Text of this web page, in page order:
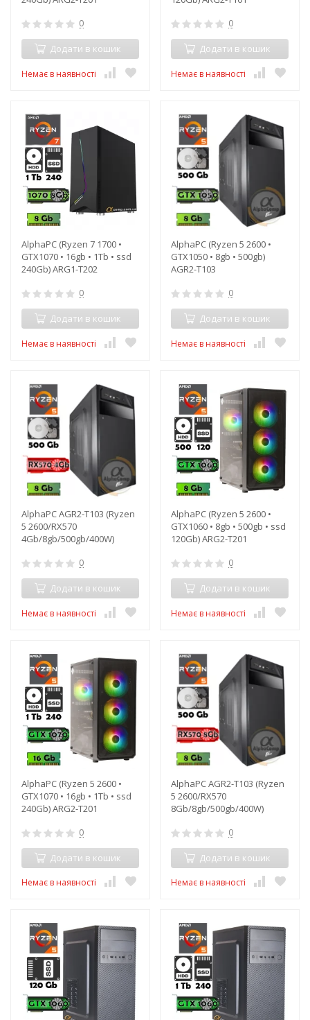
0
Додати в кошик
Немає в наявності
0
Додати в кошик
Немає в наявності
AlphaPC (Ryzen 7 1700 •
GTX1070 • 16gb • 1Tb • ssd
240Gb) ARG1-T202
0
Додати в кошик
Немає в наявності
AlphaPC (Ryzen 5 2600 •
GTX1050 • 8gb • 500gb)
AGR2-T103
0
Додати в кошик
Немає в наявності
AlphaPC AGR2-T103 (Ryzen
5 2600/RX570
4Gb/8gb/500gb/400W)
0
Додати в кошик
Немає в наявності
AlphaPC (Ryzen 5 2600 •
GTX1060 • 8gb • 500gb • ssd
120Gb) ARG2-T201
0
Додати в кошик
Немає в наявності
AlphaPC (Ryzen 5 2600 •
GTX1070 • 16gb • 1Tb • ssd
240Gb) ARG2-T201
0
Додати в кошик
Немає в наявності
AlphaPC AGR2-T103 (Ryzen
5 2600/RX570
8Gb/8gb/500gb/400W)
0
Додати в кошик
Немає в наявності